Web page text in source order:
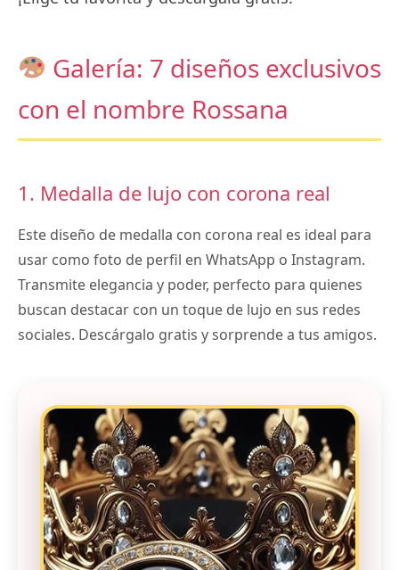
Galería: 7 diseños exclusivos
con el nombre Rossana
1. Medalla de lujo con corona real
Este diseño de medalla con corona real es ideal para
usar como foto de perfil en WhatsApp o Instagram.
Transmite elegancia y poder, perfecto para quienes
buscan destacar con un toque de lujo en sus redes
sociales. Descárgalo gratis y sorprende a tus amigos.